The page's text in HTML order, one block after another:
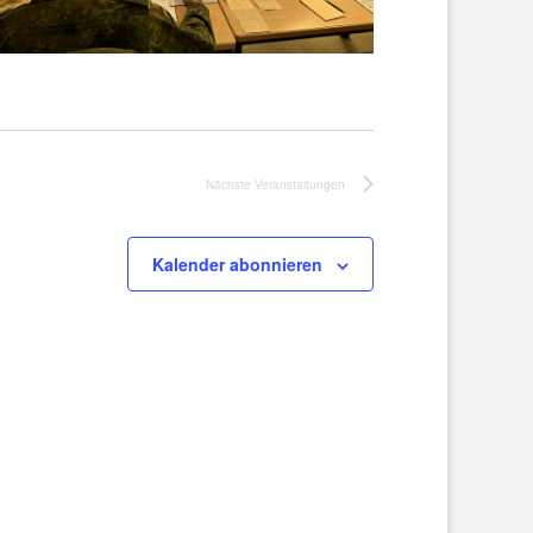
Nächste Veranstaltungen
Kalender abonnieren